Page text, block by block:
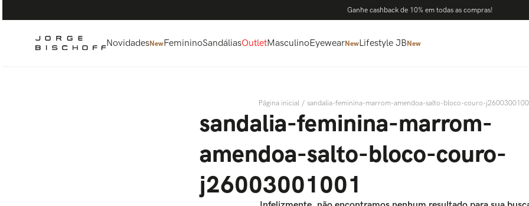
Ganhe cashback de 10% em todas as compras!
NovidadesNewFemininoSandáliasOutletMasculinoEyewearNewLifestyle JBNew
sandalia-feminina-marrom-amendoa-salto-bloco-couro-
sandalia-feminina-marrom-
amendoa-salto-bloco-couro-
j26003001001
1º bolsa
scarpin